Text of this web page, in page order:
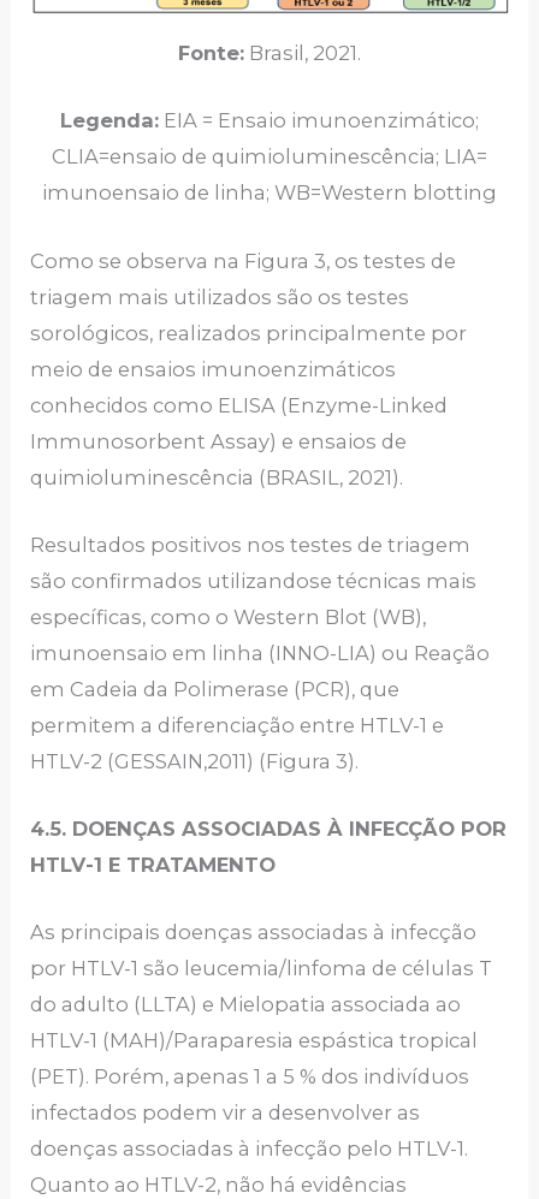
Fonte: Brasil, 2021.
Legenda: EIA = Ensaio imunoenzimático;
CLIA=ensaio de quimioluminescência; LIA=
imunoensaio de linha; WB=Western blotting
Como se observa na Figura 3, os testes de
triagem mais utilizados são os testes
sorológicos, realizados principalmente por
meio de ensaios imunoenzimáticos
conhecidos como ELISA (Enzyme-Linked
Immunosorbent Assay) e ensaios de
quimioluminescência (BRASIL, 2021).
Resultados positivos nos testes de triagem
são confirmados utilizandose técnicas mais
específicas, como o Western Blot (WB),
imunoensaio em linha (INNO-LIA) ou Reação
em Cadeia da Polimerase (PCR), que
permitem a diferenciação entre HTLV-1 e
HTLV-2 (GESSAIN,2011) (Figura 3).
4.5. DOENÇAS ASSOCIADAS À INFECÇÃO POR
HTLV-1 E TRATAMENTO
As principais doenças associadas à infecção
por HTLV-1 são leucemia/linfoma de células T
do adulto (LLTA) e Mielopatia associada ao
HTLV-1 (MAH)/Paraparesia espástica tropical
(PET). Porém, apenas 1 a 5 % dos indivíduos
infectados podem vir a desenvolver as
doenças associadas à infecção pelo HTLV-1.
Quanto ao HTLV-2, não há evidências